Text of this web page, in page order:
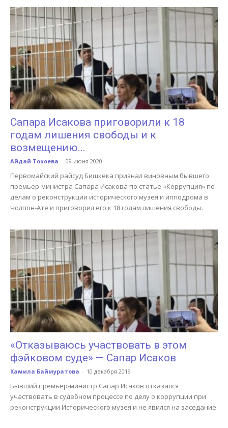
Сапара Исакова приговорили к 18
годам лишения свободы и к
возмещению...
Айдай Токоева - 09 июня 2020
Первомайский райсуд Бишкека признал виновным бывшего
премьер-министра Сапара Исакова по статье «Коррупция» по
делам о реконструкции исторического музея и ипподрома в
Чолпон-Ате и приговорил его к 18 годам лишения свободы.
«Отказываюсь участвовать в этом
фэйковом суде» — Сапар Исаков
Камила Баймуратова - 10 декабря 2019
Бывший премьер-министр Сапар Исаков отказался
участвовать в судебном процессе по делу о коррупции при
реконструкции Исторического музея и не явился на заседание.